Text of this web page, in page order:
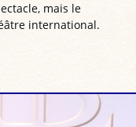
mais le
international.